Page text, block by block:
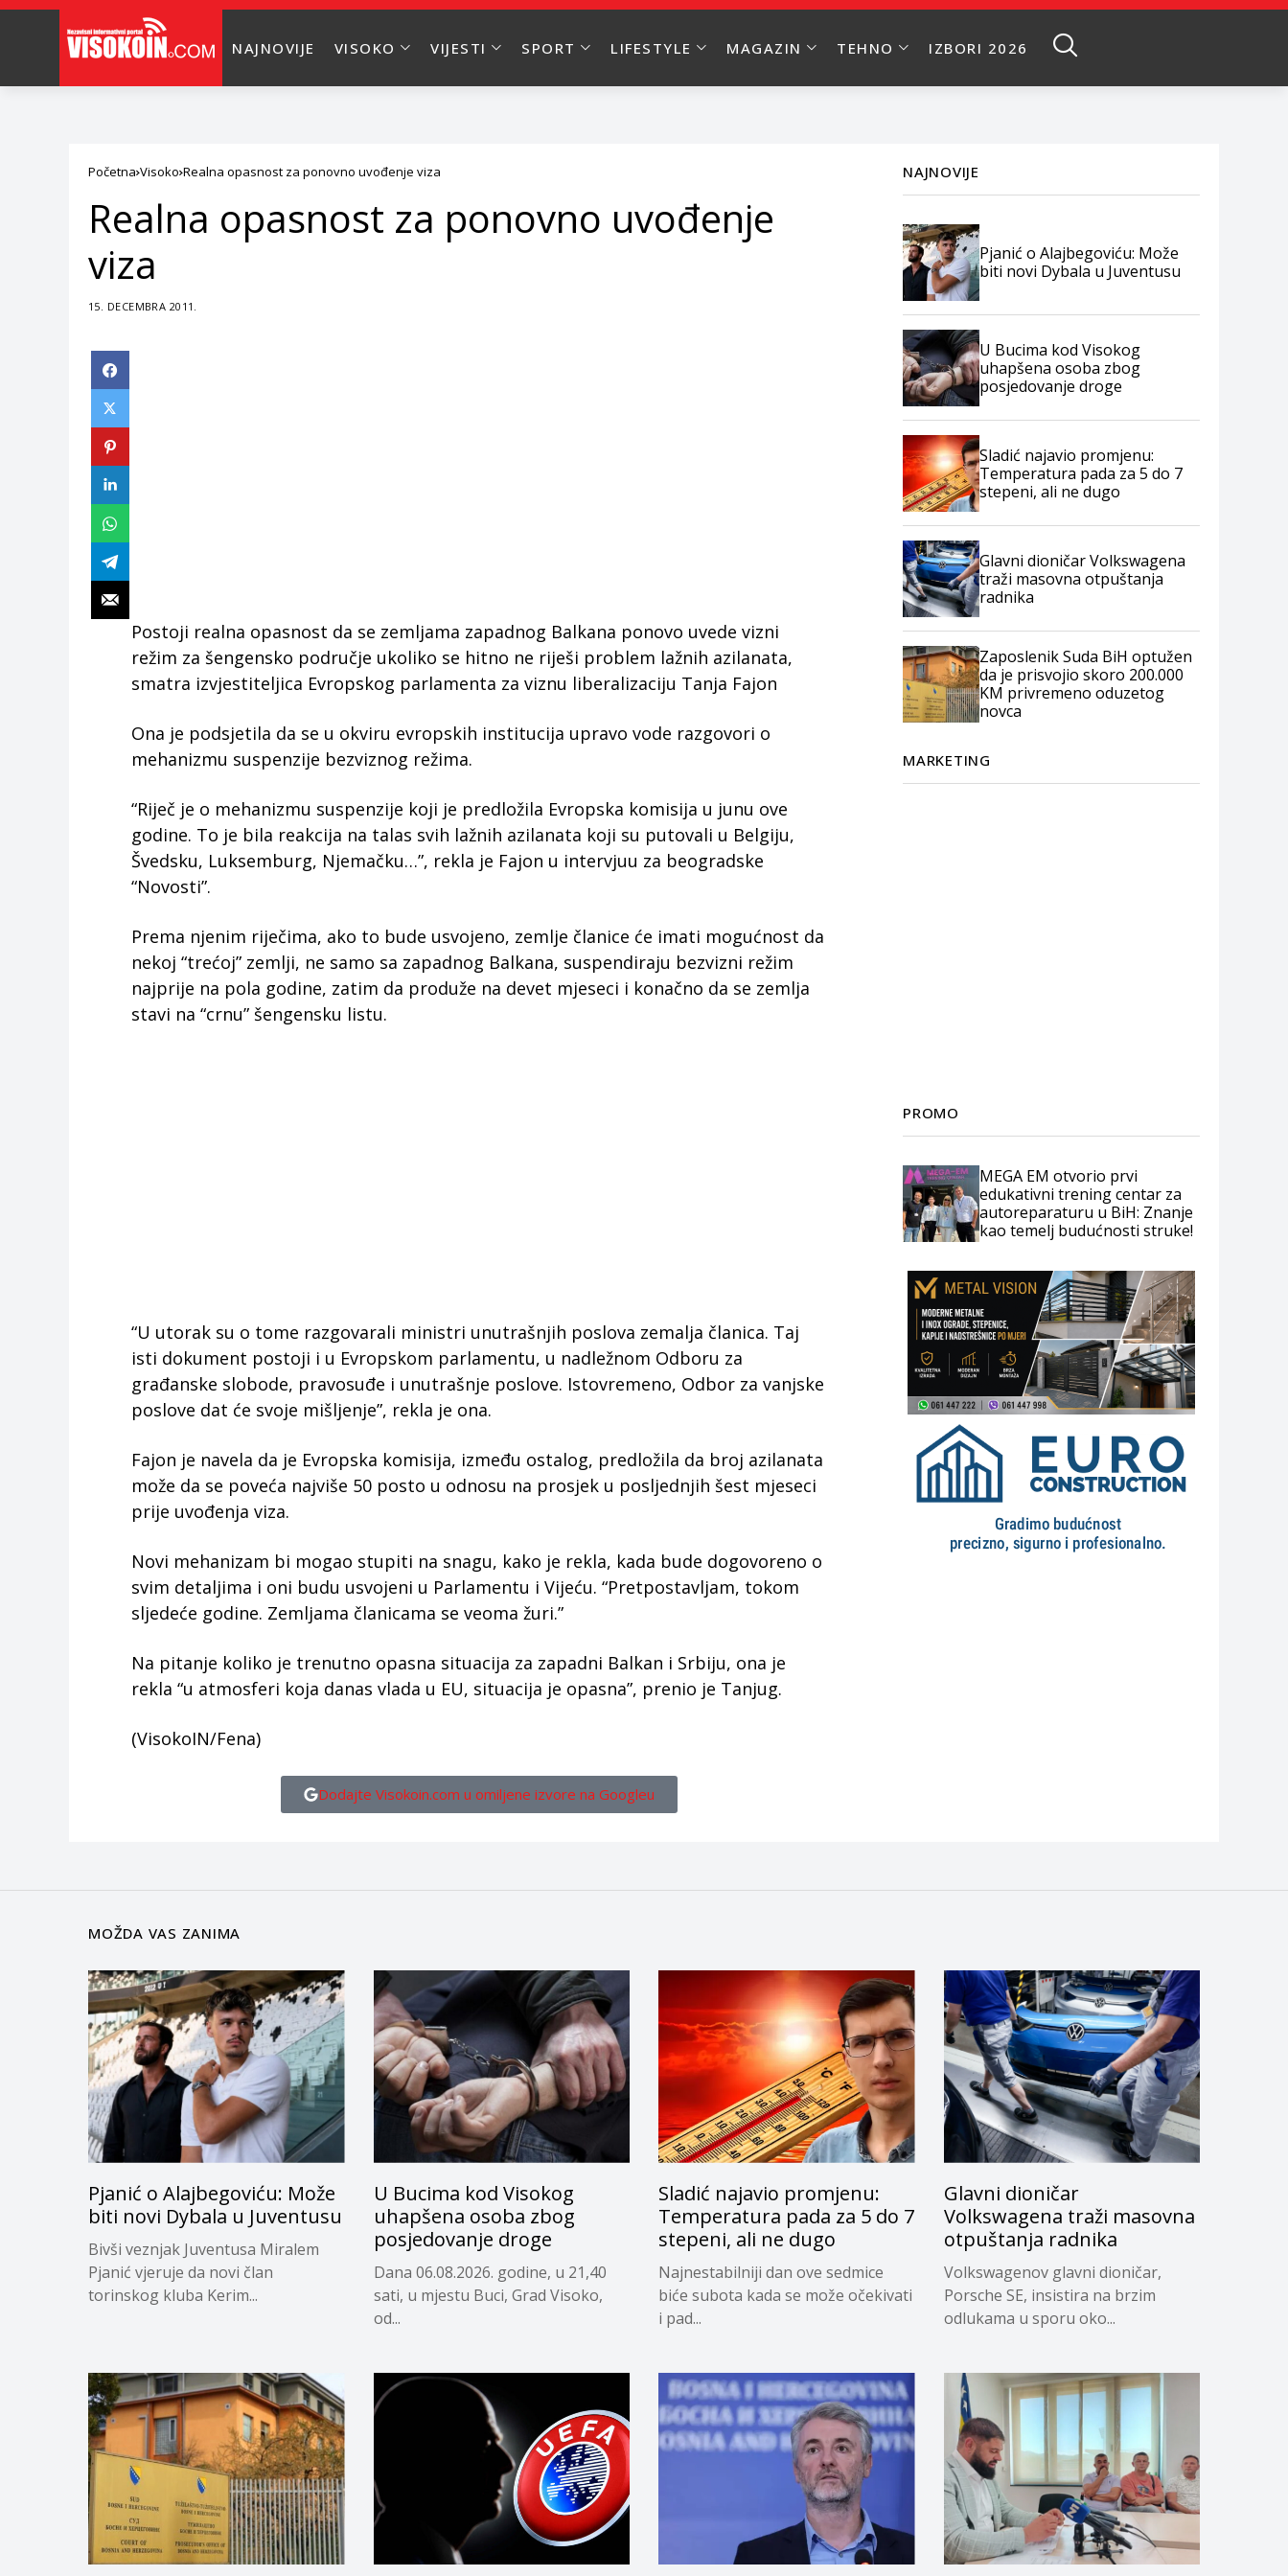
NAJNOVIJE VISOKO VIJESTI SPORT LIFESTYLE MAGAZIN TEHNO IZBORI 2026
Početna Visoko Realna opasnost za ponovno uvođenje viza
Realna opasnost za ponovno uvođenje
viza
15. DECEMBRA 2011.
Postoji realna opasnost da se zemljama zapadnog Balkana ponovo uvede vizni
režim za šengensko područje ukoliko se hitno ne riješi problem lažnih azilanata,
smatra izvjestiteljica Evropskog parlamenta za viznu liberalizaciju Tanja Fajon
Ona je podsjetila da se u okviru evropskih institucija upravo vode razgovori o
mehanizmu suspenzije bezviznog režima.
“Riječ je o mehanizmu suspenzije koji je predložila Evropska komisija u junu ove
godine. To je bila reakcija na talas svih lažnih azilanata koji su putovali u Belgiju,
Švedsku, Luksemburg, Njemačku…”, rekla je Fajon u intervjuu za beogradske
“Novosti”.
Prema njenim riječima, ako to bude usvojeno, zemlje članice će imati mogućnost da
nekoj “trećoj” zemlji, ne samo sa zapadnog Balkana, suspendiraju bezvizni režim
najprije na pola godine, zatim da produže na devet mjeseci i konačno da se zemlja
stavi na “crnu” šengensku listu.
“U utorak su o tome razgovarali ministri unutrašnjih poslova zemalja članica. Taj
isti dokument postoji i u Evropskom parlamentu, u nadležnom Odboru za
građanske slobode, pravosuđe i unutrašnje poslove. Istovremeno, Odbor za vanjske
poslove dat će svoje mišljenje”, rekla je ona.
Fajon je navela da je Evropska komisija, između ostalog, predložila da broj azilanata
može da se poveća najviše 50 posto u odnosu na prosjek u posljednjih šest mjeseci
prije uvođenja viza.
Novi mehanizam bi mogao stupiti na snagu, kako je rekla, kada bude dogovoreno o
svim detaljima i oni budu usvojeni u Parlamentu i Vijeću. “Pretpostavljam, tokom
sljedeće godine. Zemljama članicama se veoma žuri.”
Na pitanje koliko je trenutno opasna situacija za zapadni Balkan i Srbiju, ona je
rekla “u atmosferi koja danas vlada u EU, situacija je opasna”, prenio je Tanjug.
(VisokoIN/Fena)
Dodajte Visokoin.com u omiljene izvore na Googleu
NAJNOVIJE
Pjanić o Alajbegoviću: Može
biti novi Dybala u Juventusu
U Bucima kod Visokog
uhapšena osoba zbog
posjedovanje droge
Sladić najavio promjenu:
Temperatura pada za 5 do 7
stepeni, ali ne dugo
Glavni dioničar Volkswagena
traži masovna otpuštanja
radnika
Zaposlenik Suda BiH optužen
da je prisvojio skoro 200.000
KM privremeno oduzetog
novca
MARKETING
PROMO
MEGA EM otvorio prvi
edukativni trening centar za
autoreparaturu u BiH: Znanje
kao temelj budućnosti struke!
MOŽDA VAS ZANIMA
Pjanić o Alajbegoviću: Može
biti novi Dybala u Juventusu
Bivši veznjak Juventusa Miralem
Pjanić vjeruje da novi član
torinskog kluba Kerim...
U Bucima kod Visokog
uhapšena osoba zbog
posjedovanje droge
Dana 06.08.2026. godine, u 21,40
sati, u mjestu Buci, Grad Visoko,
od...
Sladić najavio promjenu:
Temperatura pada za 5 do 7
stepeni, ali ne dugo
Najnestabilniji dan ove sedmice
biće subota kada se može očekivati
i pad...
Glavni dioničar
Volkswagena traži masovna
otpuštanja radnika
Volkswagenov glavni dioničar,
Porsche SE, insistira na brzim
odlukama u sporu oko...